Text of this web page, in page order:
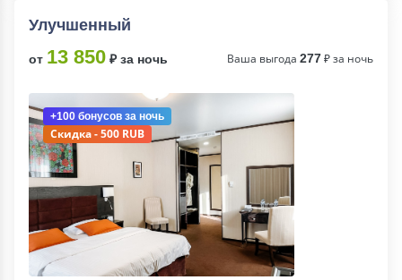
Улучшенный
от 13 850 ₽ за ночь Ваша выгода 277₽ за ночь
+100 бонусов за ночь
Скидка - 500 RUB